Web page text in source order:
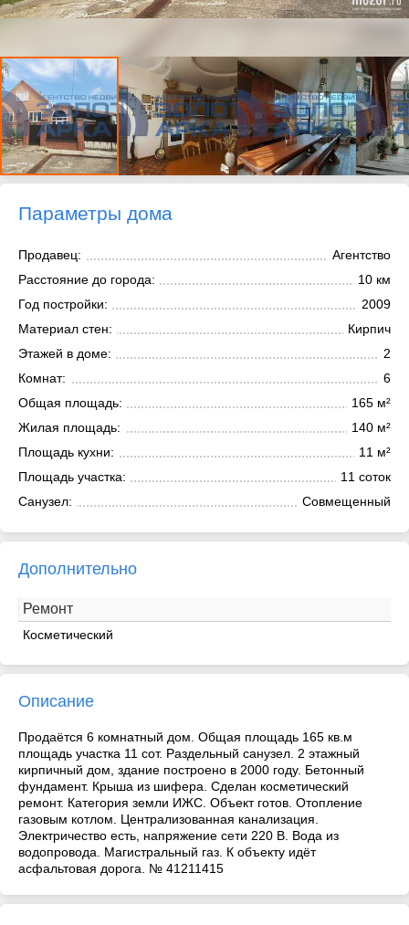
Параметры дома
Продавец:
Агентство
Расстояние до города:
10 км
Год постройки:
2009
Материал стен:
Кирпич
Этажей в доме:
2
Комнат:
6
Общая площадь:
165 м²
Жилая площадь:
140 м²
Площадь кухни:
11 м²
Площадь участка:
11 соток
Санузел:
Совмещенный
Дополнительно
Ремонт
Косметический
Описание
Продаётся 6 комнатный дом. Общая площадь 165 кв.м
площадь участка 11 сот. Раздельный санузел. 2 этажный
кирпичный дом, здание построено в 2000 году. Бетонный
фундамент. Крыша из шифера. Сделан косметический
ремонт. Категория земли ИЖС. Объект готов. Отопление
газовым котлом. Централизованная канализация.
Электричество есть, напряжение сети 220 В. Вода из
водопровода. Магистральный газ. К объекту идёт
асфальтовая дорога. № 41211415